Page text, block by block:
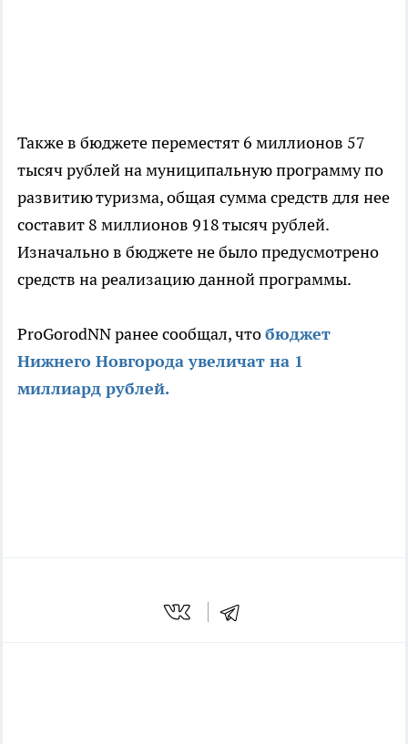
Также в бюджете переместят 6 миллионов 57
тысяч рублей на муниципальную программу по
развитию туризма, общая сумма средств для нее
составит 8 миллионов 918 тысяч рублей.
Изначально в бюджете не было предусмотрено
средств на реализацию данной программы.
ProGorodNN ранее сообщал, чтобюджет
Нижнего Новгорода увеличат на 1
миллиард рублей.